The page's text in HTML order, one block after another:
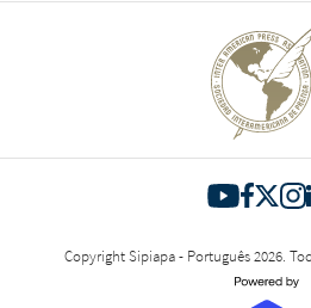
Copyright Sipiapa - Português 2026.